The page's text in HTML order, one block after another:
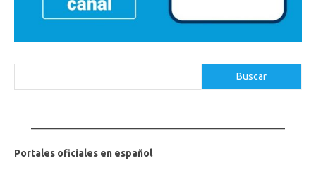
Buscar
Portales oficiales en español